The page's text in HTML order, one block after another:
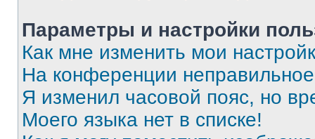
Параметры и настройки
Как мне изменить мои
На конференции
Я изменил часовой пояс, но
Моего языка нет в списке!